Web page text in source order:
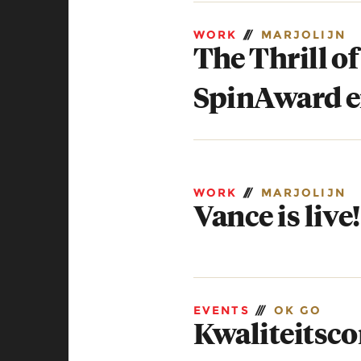
WORK /// MARJOLIJN
The Thrill of
SpinAward
WORK /// MARJOLIJN
Vance is live!
EVENTS /// OK GO